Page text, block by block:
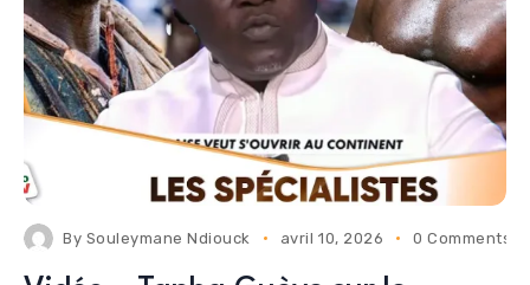
By Souleymane Ndiouck avril 10, 2026 0 Comments